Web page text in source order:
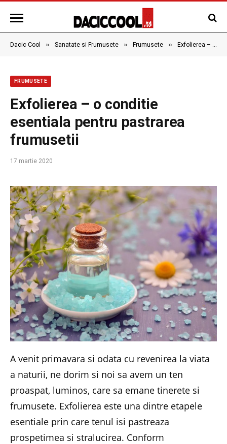
Dacic Cool » Sanatate si Frumusete » Frumusete » Exfolierea – o conditie esentiala pentru pastrarea frumusetii
FRUMUSETE
Exfolierea – o conditie
esentiala pentru pastrarea
frumusetii
17 martie 2020
A venit primavara si odata cu revenirea la viata
a naturii, ne dorim si noi sa avem un ten
proaspat, luminos, care sa emane tinerete si
frumusete. Exfolierea este una dintre etapele
esentiale prin care tenul isi pastreaza
prospetimea si stralucirea. Conform